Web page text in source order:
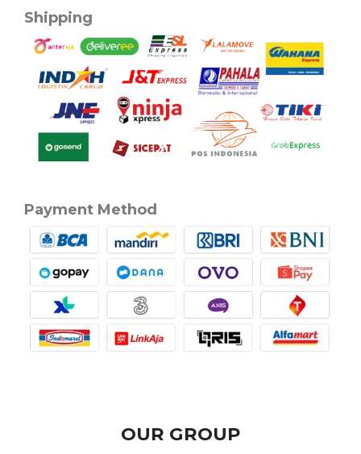
Shipping
Payment Method
OUR GROUP